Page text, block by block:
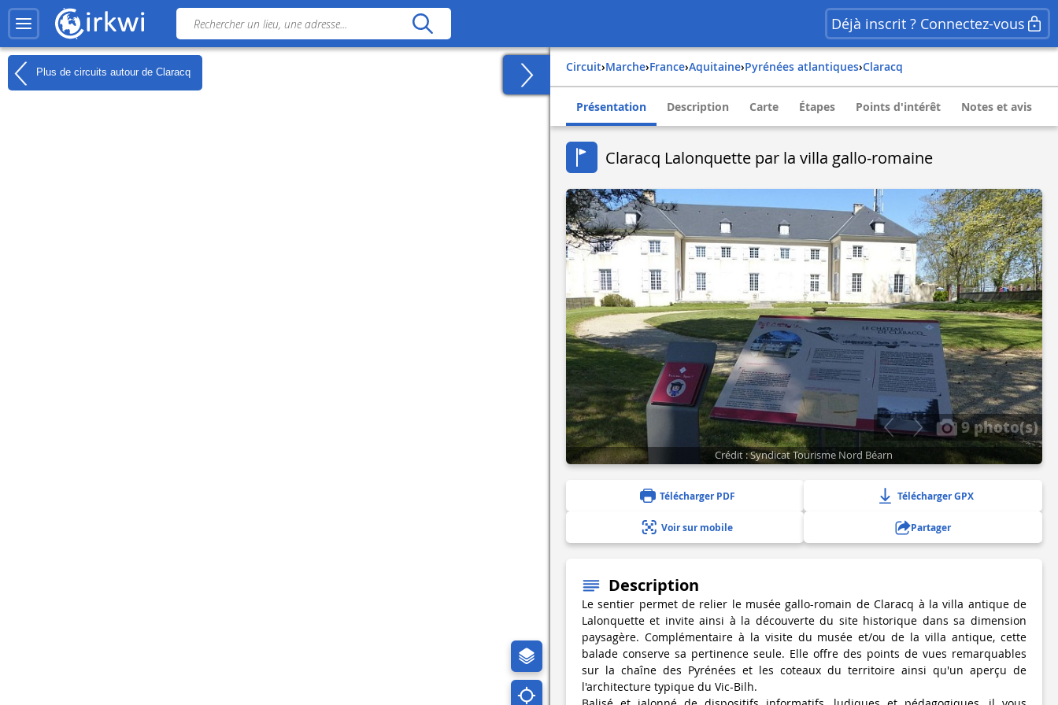
Déjà inscrit ? Connectez-vous
Plus de circuits autour de Claracq Circuit› Marche› france› aquitaine› pyrénées atlantiques› claracq
Présentation Description Carte Étapes Points d'intérêt Notes et avis
Claracq Lalonquette par la villa gallo-romaine
9 photo(s)
Crédit : Syndicat Tourisme Nord Béarn
Télécharger PDF Télécharger GPX
Voir sur mobile Partager
Description
Le sentier permet de relier le musée gallo-romain de Claracq à la villa antique de
Lalonquette et invite ainsi à la découverte du site historique dans sa dimension
paysagère. Complémentaire à la visite du musée et/ou de la villa antique, cette
balade conserve sa pertinence seule. Elle offre des points de vues remarquables
sur la chaîne des Pyrénées et les coteaux du territoire ainsi qu'un aperçu de
l'architecture typique du Vic-Bilh.